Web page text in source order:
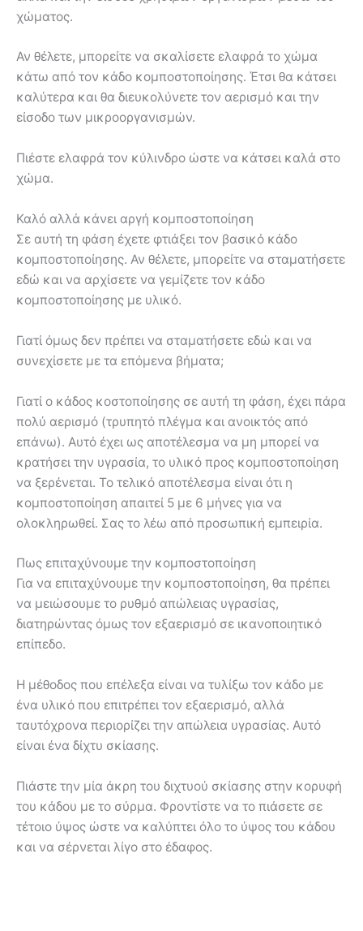
χώματος.
Αν θέλετε, μπορείτε να σκαλίσετε ελαφρά το χώμα
κάτω από τον κάδο κομποστοποίησης. Έτσι θα κάτσει
καλύτερα και θα διευκολύνετε τον αερισμό και την
είσοδο των μικροοργανισμών.
Πιέστε ελαφρά τον κύλινδρο ώστε να κάτσει καλά στο
χώμα.
Καλό αλλά κάνει αργή κομποστοποίηση
Σε αυτή τη φάση έχετε φτιάξει τον βασικό κάδο
κομποστοποίησης. Αν θέλετε, μπορείτε να σταματήσετε
εδώ και να αρχίσετε να γεμίζετε τον κάδο
κομποστοποίησης με υλικό.
Γιατί όμως δεν πρέπει να σταματήσετε εδώ και να
συνεχίσετε με τα επόμενα βήματα;
Γιατί ο κάδος κοστοποίησης σε αυτή τη φάση, έχει πάρα
πολύ αερισμό (τρυπητό πλέγμα και ανοικτός από
επάνω). Αυτό έχει ως αποτέλεσμα να μη μπορεί να
κρατήσει την υγρασία, το υλικό προς κομποστοποίηση
να ξερένεται. Το τελικό αποτέλεσμα είναι ότι η
κομποστοποίηση απαιτεί 5 με 6 μήνες για να
ολοκληρωθεί. Σας το λέω από προσωπική εμπειρία.
Πως επιταχύνουμε την κομποστοποίηση
Για να επιταχύνουμε την κομποστοποίηση, θα πρέπει
να μειώσουμε το ρυθμό απώλειας υγρασίας,
διατηρώντας όμως τον εξαερισμό σε ικανοποιητικό
επίπεδο.
Η μέθοδος που επέλεξα είναι να τυλίξω τον κάδο με
ένα υλικό που επιτρέπει τον εξαερισμό, αλλά
ταυτόχρονα περιορίζει την απώλεια υγρασίας. Αυτό
είναι ένα δίχτυ σκίασης.
Πιάστε την μία άκρη του διχτυού σκίασης στην κορυφή
του κάδου με το σύρμα. Φροντίστε να το πιάσετε σε
τέτοιο ύψος ώστε να καλύπτει όλο το ύψος του κάδου
και να σέρνεται λίγο στο έδαφος.